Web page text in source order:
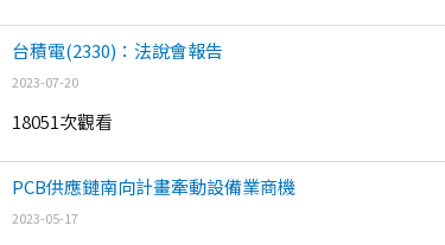
台積電(2330)：法說會報告
2023-07-20
18051次觀看
PCB供應鏈南向計畫牽動設備業商機
2023-05-17